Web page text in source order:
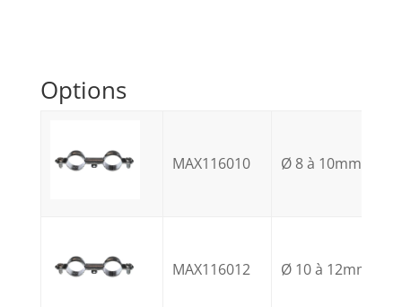
Options
MAX116010 Ø 8 à 10mm
MAX116012 Ø 10 à 12mm